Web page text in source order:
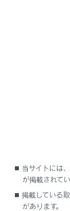
気モーターのみ
夜の住宅街や
EVドライブ
当サイトには
が掲載されて
掲載している
があります。